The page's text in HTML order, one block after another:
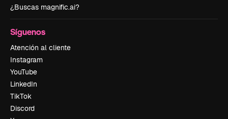
¿Buscas magnific.ai?
Síguenos
Atención al cliente
Instagram
YouTube
LinkedIn
TikTok
Discord